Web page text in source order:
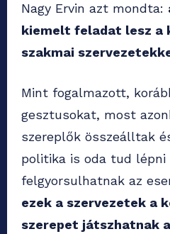
Nagy Ervin azt mondta:
kiemelt feladat lesz a
szakmai
Mint fogalmazott,
gesztusokat, most
szereplők összeálltak
politika is oda tud lépni
felgyorsulhatnak az
ezek a szervezetek a
szerepet játszhatnak